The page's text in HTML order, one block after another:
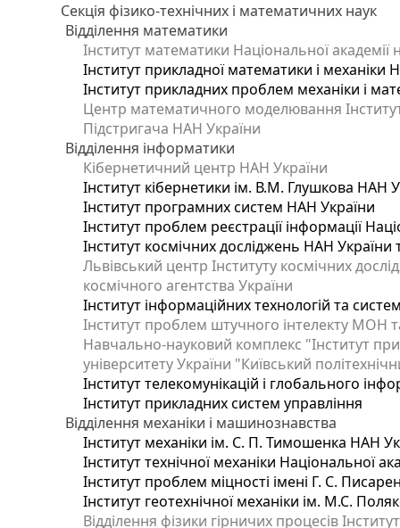
Секція фізико-технічних і математичних наук
Відділення математики
Інститут математики Національної академії
Інститут прикладної математики і механіки
Інститут прикладних проблем механіки і
Центр математичного моделювання
Підстригача НАН України
Відділення інформатики
Кібернетичний центр НАН України
Інститут кібернетики ім. В.М. Глушкова НАН
Інститут програмних систем НАН України
Інститут проблем реєстрації інформації
Інститут космічних досліджень НАН України
Львівський центр Інституту космічних
космічного агентства України
Інститут інформаційних технологій та
Інститут проблем штучного інтелекту МОН
Навчально-науковий комплекс "Інститут
університету України "Київський
Інститут телекомунікацій і глобального
Інститут прикладних систем управління
Відділення механіки і машинознавства
Інститут механіки ім. С. П. Тимошенка НАН
Інститут технічної механіки Національної
Інститут проблем міцності імені Г. С.
Інститут геотехнічної механіки ім. М.С.
Відділення фізики гірничих процесів